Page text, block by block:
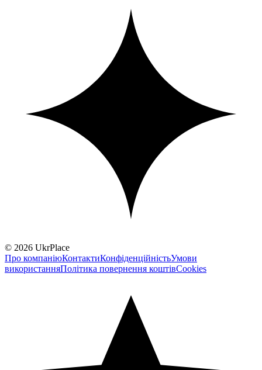
© 2026 UkrPlace
Про компаніюКонтактиКонфіденційністьУмови
використанняПолітика повернення коштівCookies